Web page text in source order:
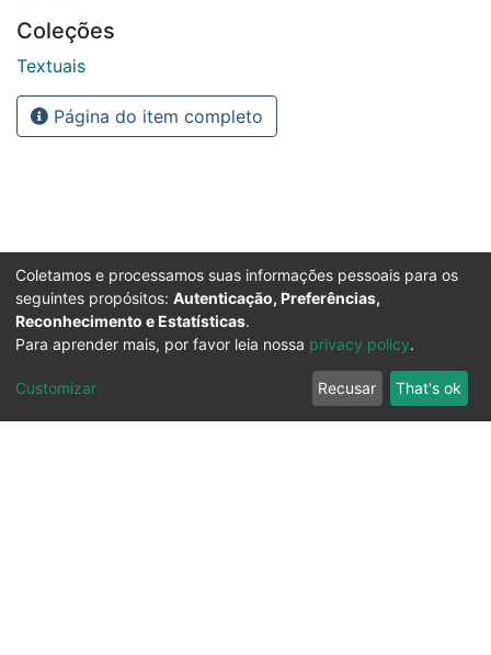
Coleções
Textuais
Página do item completo
Coletamos e processamos suas informações pessoais para os
seguintes propósitos: Autenticação, Preferências,
Reconhecimento e Estatísticas.
Para aprender mais, por favor leia nossa privacy policy.
Customizar Recusar That's ok